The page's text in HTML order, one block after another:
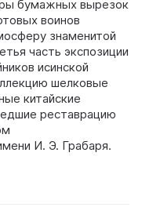
бумажных вырезок
воинов
знаменитой
часть экспозиции
исинской
шелковые
китайские
реставрацию
И. Э. Грабаря.